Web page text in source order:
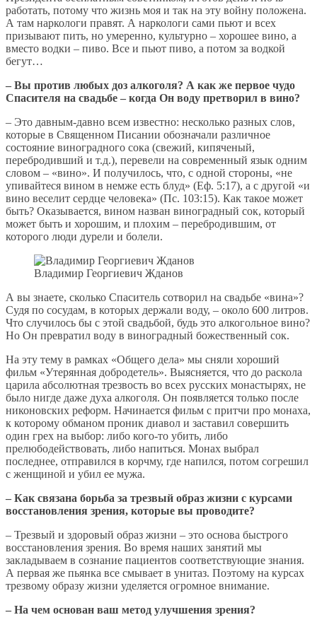
работать, потому что жизнь моя и так на эту войну положена.
А там наркологи правят. А наркологи сами пьют и всех
призывают пить, но умеренно, культурно – хорошее вино, а
вместо водки – пиво. Все и пьют пиво, а потом за водкой
бегут…
– Вы против любых доз алкоголя? А как же первое чудо
Спасителя на свадьбе – когда Он воду претворил в вино?
– Это давным-давно всем известно: несколько разных слов,
которые в Священном Писании обозначали различное
состояние виноградного сока (свежий, кипяченый,
перебродивший и т.д.), перевели на современный язык одним
словом – «вино». И получилось, что, с одной стороны, «не
упивайтеся вином в немже есть блуд» (Еф. 5:17), а с другой «и
вино веселит сердце человека» (Пс. 103:15). Как такое может
быть? Оказывается, вином назван виноградный сок, который
может быть и хорошим, и плохим – перебродившим, от
которого люди дурели и болели.
Владимир Георгиевич Жданов
А вы знаете, сколько Спаситель сотворил на свадьбе «вина»?
Судя по сосудам, в которых держали воду, – около 600 литров.
Что случилось бы с этой свадьбой, будь это алкогольное вино?
Но Он превратил воду в виноградный божественный сок.
На эту тему в рамках «Общего дела» мы сняли хороший
фильм «Утерянная добродетель». Выясняется, что до раскола
царила абсолютная трезвость во всех русских монастырях, не
было нигде даже духа алкоголя. Он появляется только после
никоновских реформ. Начинается фильм с притчи про монаха,
к которому обманом проник диавол и заставил совершить
один грех на выбор: либо кого-то убить, либо
прелюбодействовать, либо напиться. Монах выбрал
последнее, отправился в корчму, где напился, потом согрешил
с женщиной и убил ее мужа.
– Как связана борьба за трезвый образ жизни с курсами
восстановления зрения, которые вы проводите?
– Трезвый и здоровый образ жизни – это основа быстрого
восстановления зрения. Во время наших занятий мы
закладываем в сознание пациентов соответствующие знания.
А первая же пьянка все смывает в унитаз. Поэтому на курсах
трезвому образу жизни уделяется огромное внимание.
– На чем основан ваш метод улучшения зрения?